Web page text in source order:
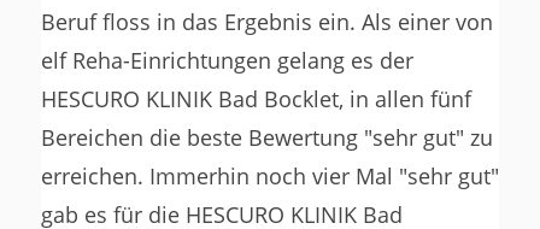
Beruf floss in das Ergebnis ein. Als einer von
elf Reha-Einrichtungen gelang es der
HESCURO KLINIK Bad Bocklet, in allen fünf
Bereichen die beste Bewertung "sehr gut" zu
erreichen. Immerhin noch vier Mal "sehr gut"
gab es für die HESCURO KLINIK Bad